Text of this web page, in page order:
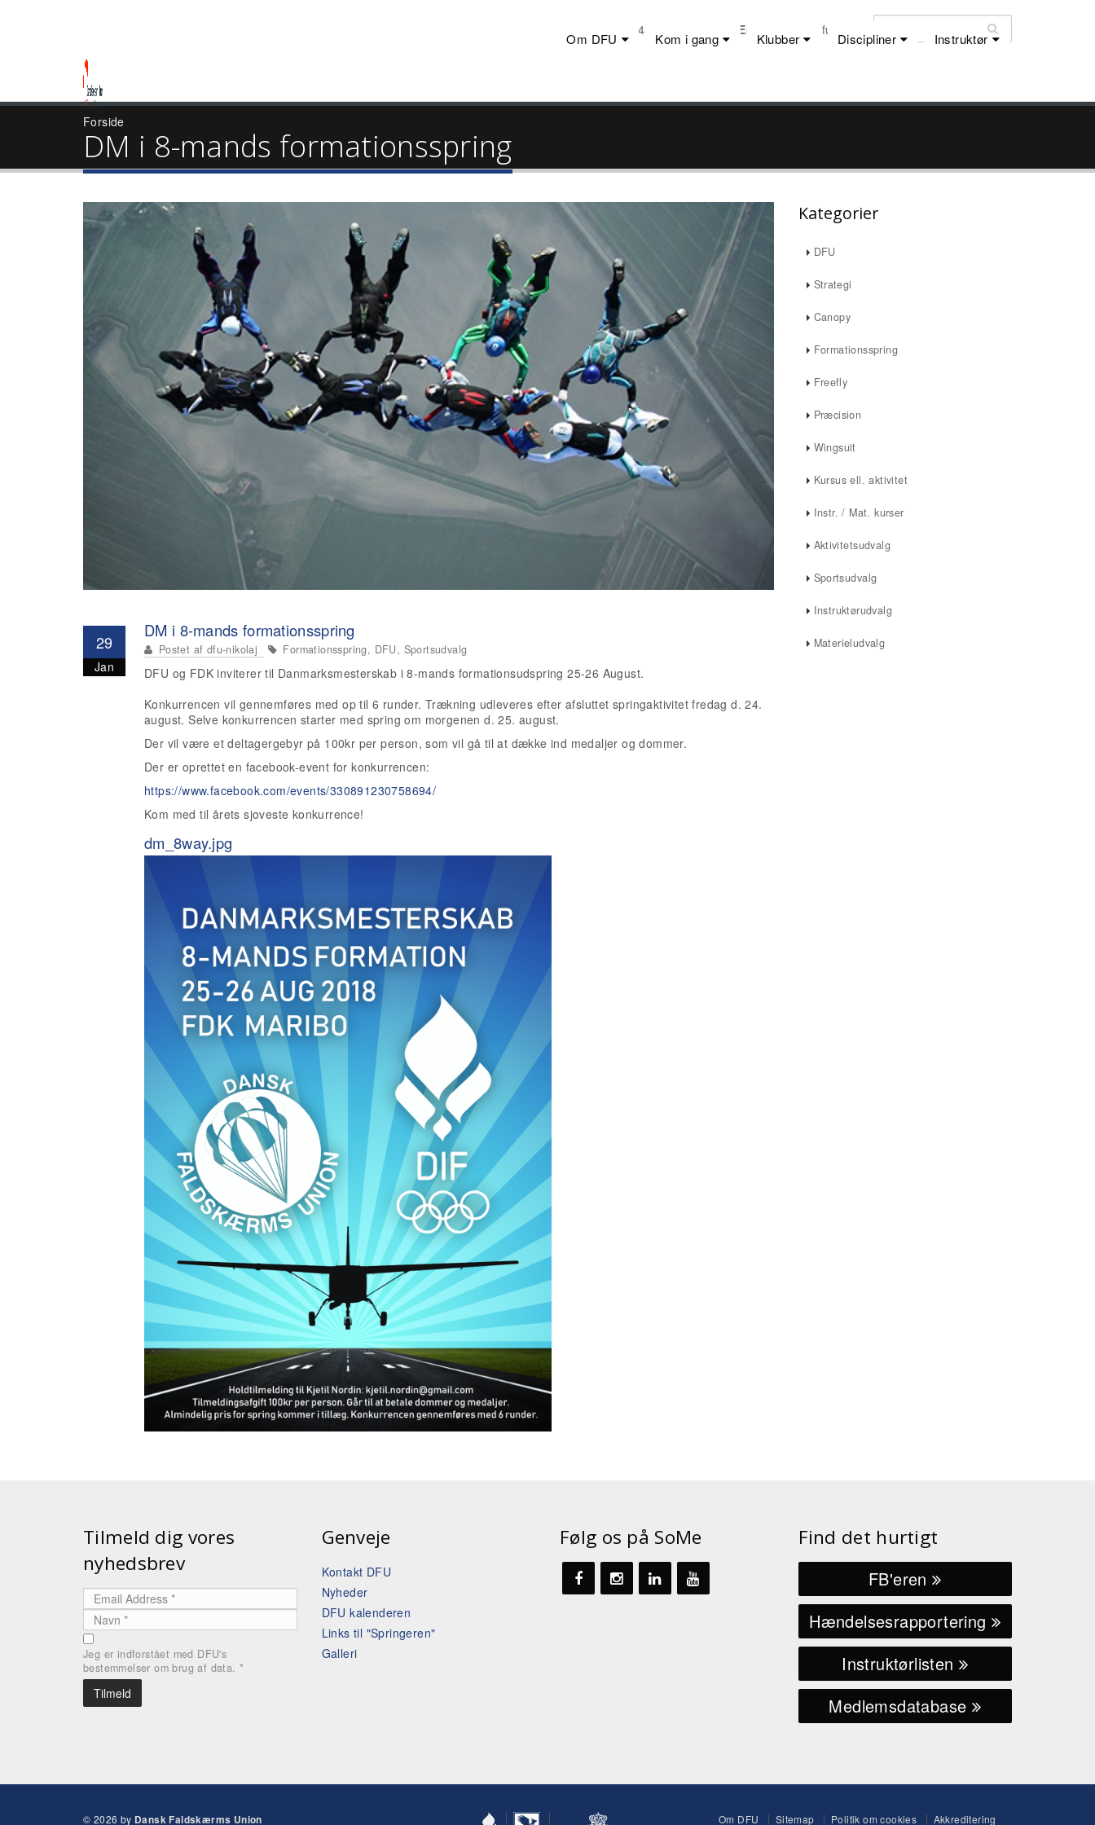
+45 23 44 20 19 Email: dfu@dfu.dk
Om DFU Kom i gang Klubber Discipliner Instruktør
Forside
DM i 8-mands formationsspring
29
Jan
DM i 8-mands formationsspring
Postet af dfu-nikolaj Formationsspring, DFU, Sportsudvalg
DFU og FDK inviterer til Danmarksmesterskab i 8-mands formationsudspring 25-26 August.
Konkurrencen vil gennemføres med op til 6 runder. Trækning udleveres efter afsluttet springaktivitet fredag d. 24.
august. Selve konkurrencen starter med spring om morgenen d. 25. august.
Der vil være et deltagergebyr på 100kr per person, som vil gå til at dække ind medaljer og dommer.
Der er oprettet en facebook-event for konkurrencen:
https://www.facebook.com/events/330891230758694/
Kom med til årets sjoveste konkurrence!
dm_8way.jpg
Kategorier
DFU
Strategi
Canopy
Formationsspring
Freefly
Præcision
Wingsuit
Kursus ell. aktivitet
Instr. / Mat. kurser
Aktivitetsudvalg
Sportsudvalg
Instruktørudvalg
Materieludvalg
Tilmeld dig vores
nyhedsbrev
Jeg er indforstået med DFU's
bestemmelser om brug af data. *
Genveje
Kontakt DFU
Nyheder
DFU kalenderen
Links til "Springeren"
Galleri
Følg os på SoMe Find det hurtigt
FB'eren
Hændelsesrapportering
Instruktørlisten
Medlemsdatabase
© 2026 by Dansk Faldskærms Union Om DFU Sitemap Politik om cookies Akkreditering